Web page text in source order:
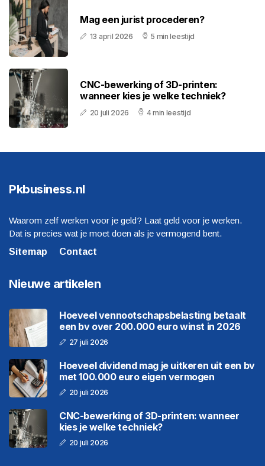
Mag een jurist procederen?
13 april 2026 5 min leestijd
CNC-bewerking of 3D-printen:
wanneer kies je welke techniek?
20 juli 2026 4 min leestijd
Pkbusiness.nl
Waarom zelf werken voor je geld? Laat geld voor je werken.
Dat is precies wat je moet doen als je vermogend bent.
Sitemap
Contact
Nieuwe artikelen
Hoeveel vennootschapsbelasting betaalt
een bv over 200.000 euro winst in 2026
27 juli 2026
Hoeveel dividend mag je uitkeren uit een bv
met 100.000 euro eigen vermogen
20 juli 2026
CNC-bewerking of 3D-printen: wanneer
kies je welke techniek?
20 juli 2026